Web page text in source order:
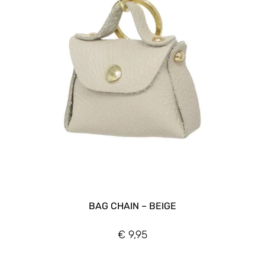
BAG CHAIN – BEIGE
€ 9,95